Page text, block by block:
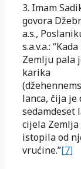
3. Imam
govora
a.s.,
s.a.v.a.:
Zemlju pala
karika
lanca, čija je
sedamdeset
cijela Zemlja
istopila od
vrućine.”[7]